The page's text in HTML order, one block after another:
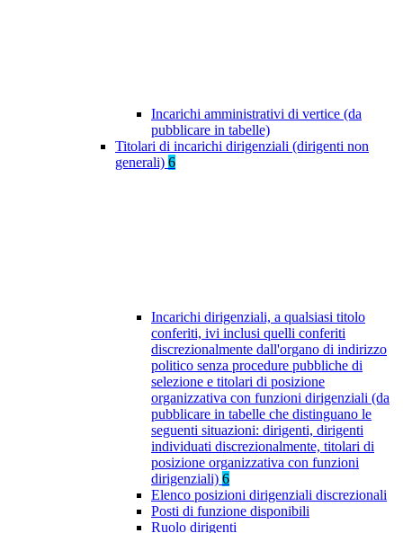
Incarichi amministrativi di vertice (da
pubblicare in tabelle)
Titolari di incarichi dirigenziali (dirigenti non
generali) 6
Incarichi dirigenziali, a qualsiasi titolo
conferiti, ivi inclusi quelli conferiti
discrezionalmente dall'organo di indirizzo
politico senza procedure pubbliche di
selezione e titolari di posizione
organizzativa con funzioni dirigenziali (da
pubblicare in tabelle che distinguano le
seguenti situazioni: dirigenti, dirigenti
individuati discrezionalmente, titolari di
posizione organizzativa con funzioni
dirigenziali) 6
Elenco posizioni dirigenziali discrezionali
Posti di funzione disponibili
Ruolo dirigenti